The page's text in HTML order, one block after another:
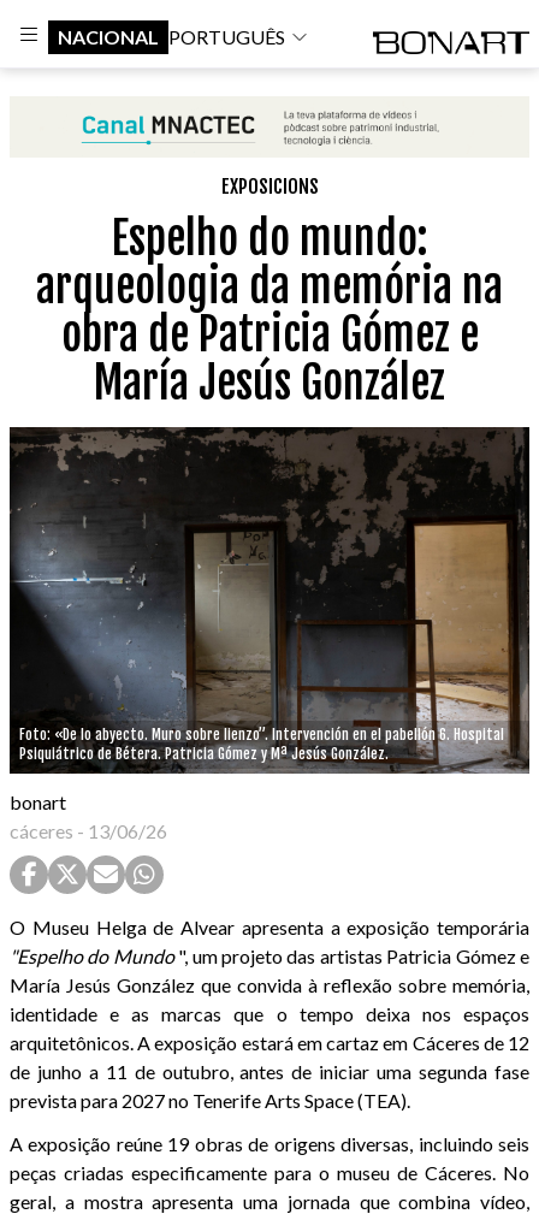
NACIONAL PORTUGUÊS
EXPOSICIONS
Espelho do mundo:
arqueologia da memória na
obra de Patricia Gómez e
María Jesús González
Foto: «De lo abyecto. Muro sobre lienzo”. Intervención en el pabellón 6. Hospital
Psiquiátrico de Bétera. Patricia Gómez y Mª Jesús González.
bonart
cáceres - 13/06/26
O Museu Helga de Alvear apresenta a exposição temporária
"Espelho do Mundo", um projeto das artistas Patricia Gómez e
María Jesús González que convida à reflexão sobre memória,
identidade e as marcas que o tempo deixa nos espaços
arquitetônicos. A exposição estará em cartaz em Cáceres de 12
de junho a 11 de outubro, antes de iniciar uma segunda fase
prevista para 2027 no Tenerife Arts Space (TEA).
A exposição reúne 19 obras de origens diversas, incluindo seis
peças criadas especificamente para o museu de Cáceres. No
geral, a mostra apresenta uma jornada que combina vídeo,